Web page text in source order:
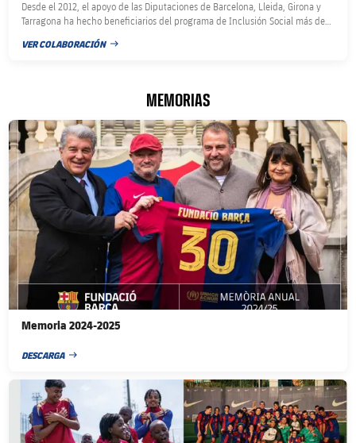
Desde el 2012, el apoyo de las Diputaciones de Barcelona, Lleida, Girona y
Tarragona ha hecho beneficiarios del programa de Inclusión Social más de
VER COLABORACIÓN
FECHA DE PUBLICACIÓN
MEMORIAS
FC Barcelona club badge
Memoria 2024-2025
DESCARGA
FECHA DE PUBLICACIÓN
FC Barcelona club badge